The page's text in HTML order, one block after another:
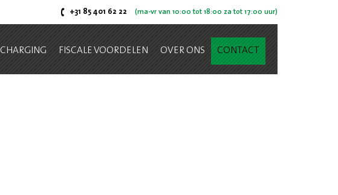
+31 85 401 62 22 (ma-vr van 10:00 tot 18:00 za tot 17:00 uur)
CHARGING FISCALE VOORDELEN OVER ONS CONTACT